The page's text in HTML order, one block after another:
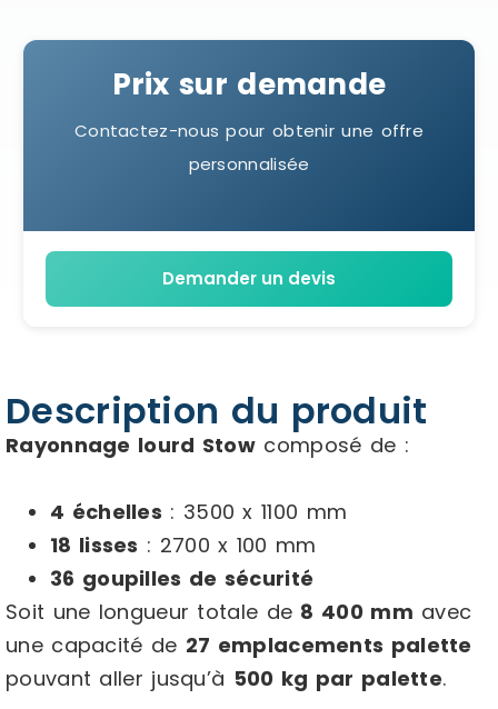
Prix sur demande
Contactez-nous pour obtenir une offre
personnalisée
Demander un devis
Description du produit
Rayonnage lourd Stow composé de :
4 échelles : 3500 x 1100 mm
18 lisses : 2700 x 100 mm
36 goupilles de sécurité
Soit une longueur totale de 8 400 mm avec
une capacité de 27 emplacements palette
pouvant aller jusqu’à 500 kg par palette.